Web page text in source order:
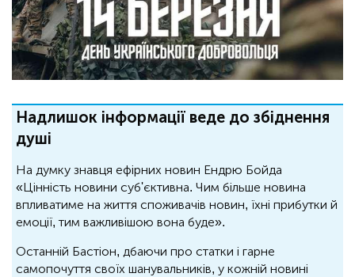
Надлишок інформації веде до збіднення
душі
На думку знавця ефірних новин Ендрю Бойда
«Цінність новини суб'єктивна. Чим більше новина
впливатиме на життя споживачів новин, їхні прибутки й
емоції, тим важливішою вона буде».
Останній Бастіон, дбаючи про статки і гарне
самопочуття своїх шанувальників, у кожній новині